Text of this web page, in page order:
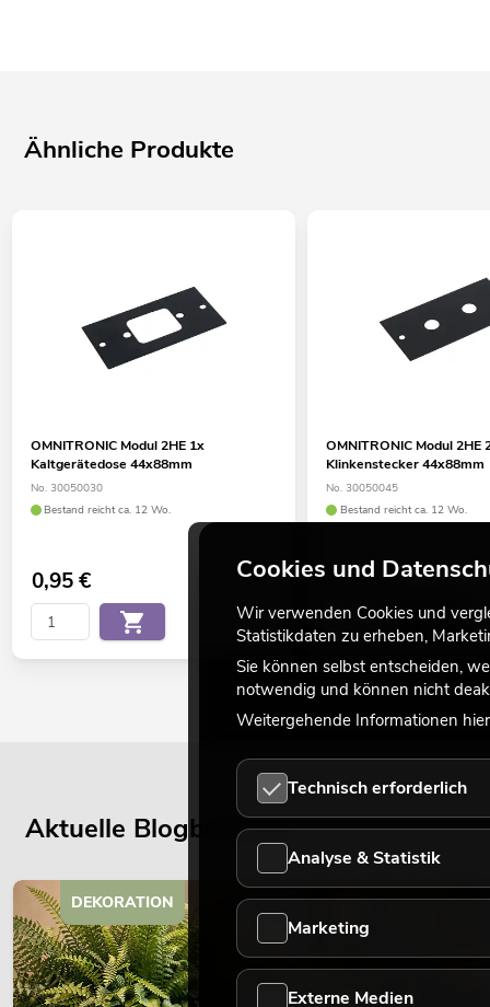
Ähnliche Produkte
OMNITRONIC Modul 2HE 1x
Kaltgerätedose 44x88mm
No. 30050030
Bestand reicht ca. 12 Wo.
0,95€
OMNITRONIC Modul 2HE
Klinkenstecker 44x88mm
No. 30050045
Bestand reicht ca. 12 Wo.
1,43 €
Aktuelle Blogbeiträge
DEKORATION
Cookies und
Wir verwenden Cookies und
Statistikdaten zu erheben,
Sie können selbst entscheiden,
notwendig und können nicht
Weitergehende Informationen
Technisch erforderlich
Analyse & Statistik
Marketing
Externe Medien